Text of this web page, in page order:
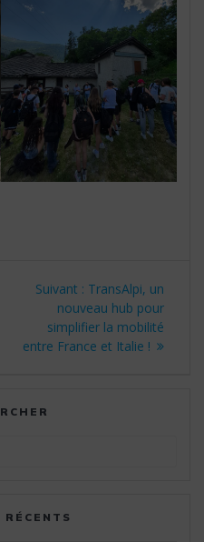
Suivant : Article
suivant
:
TransAlpi, un
nouveau hub pour
simplifier la mobilité
entre France et Italie !